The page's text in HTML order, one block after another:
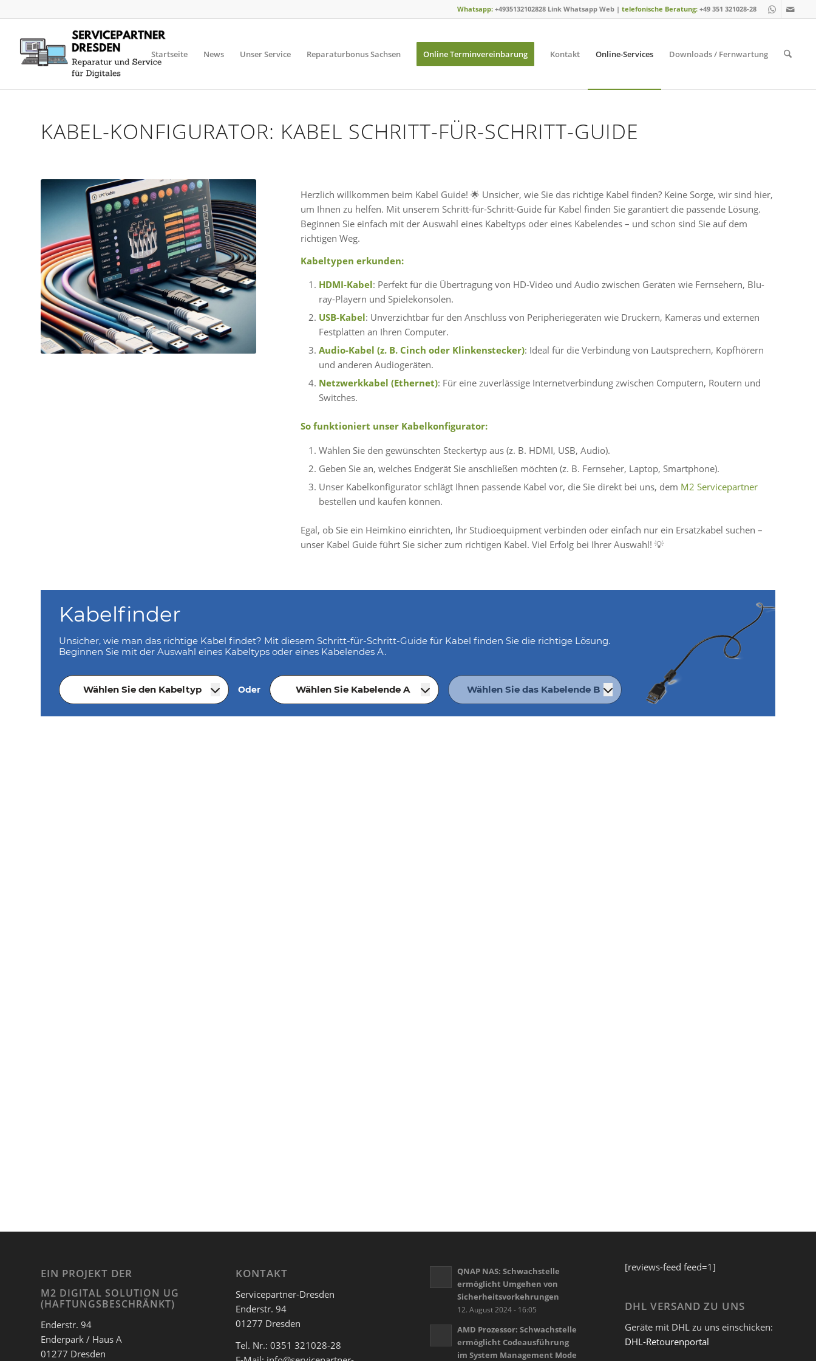
Whatsapp: +4935132102828 Link Whatsapp Web |telefonische Beratung: +49 351 321028-28
Startseite News Unser Service Reparaturbonus Sachsen Online Terminvereinbarung Kontakt Online-Services Downloads / Fernwartung
KABEL-KONFIGURATOR: KABEL SCHRITT-FÜR-SCHRITT-GUIDE
Herzlich willkommen beim Kabel Guide! 🌟 Unsicher, wie Sie das richtige Kabel finden? Keine Sorge, wir sind hier,
um Ihnen zu helfen. Mit unserem Schritt-für-Schritt-Guide für Kabel finden Sie garantiert die passende Lösung.
Beginnen Sie einfach mit der Auswahl eines Kabeltyps oder eines Kabelendes – und schon sind Sie auf dem
richtigen Weg.
Kabeltypen erkunden:
HDMI-Kabel: Perfekt für die Übertragung von HD-Video und Audio zwischen Geräten wie Fernsehern, Blu-
ray-Playern und Spielekonsolen.
USB-Kabel: Unverzichtbar für den Anschluss von Peripheriegeräten wie Druckern, Kameras und externen
Festplatten an Ihren Computer.
Audio-Kabel (z. B. Cinch oder Klinkenstecker): Ideal für die Verbindung von Lautsprechern, Kopfhörern
und anderen Audiogeräten.
Netzwerkkabel (Ethernet): Für eine zuverlässige Internetverbindung zwischen Computern, Routern und
Switches.
So funktioniert unser Kabelkonfigurator:
Wählen Sie den gewünschten Steckertyp aus (z. B. HDMI, USB, Audio).
Geben Sie an, welches Endgerät Sie anschließen möchten (z. B. Fernseher, Laptop, Smartphone).
Unser Kabelkonfigurator schlägt Ihnen passende Kabel vor, die Sie direkt bei uns, dem M2 Servicepartner
bestellen und kaufen können.
Egal, ob Sie ein Heimkino einrichten, Ihr Studioequipment verbinden oder einfach nur ein Ersatzkabel suchen –
unser Kabel Guide führt Sie sicher zum richtigen Kabel. Viel Erfolg bei Ihrer Auswahl! 💡
EIN PROJEKT DER
M2 DIGITAL SOLUTION UG
(HAFTUNGSBESCHRÄNKT)
Enderstr. 94
Enderpark / Haus A
01277 Dresden
KONTAKT
Servicepartner-Dresden
Enderstr. 94
01277 Dresden
Tel. Nr.: 0351 321028-28
QNAP NAS: Schwachstelle
ermöglicht Umgehen von
Sicherheitsvorkehrungen
12. August 2024 - 16:05
AMD Prozessor: Schwachstelle
ermöglicht Codeausführung
im System Management Mode
[reviews-feed feed=1]
DHL VERSAND ZU UNS
Geräte mit DHL zu uns einschicken:
DHL-Retourenportal